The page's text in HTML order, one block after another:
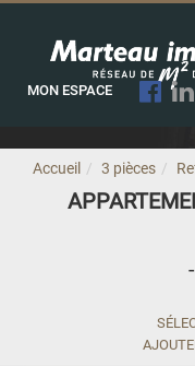
MON ESPACE
Accueil 3 pièces